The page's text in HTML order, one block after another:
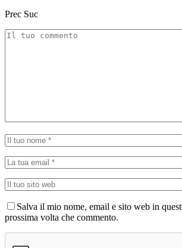
Prec Suc
Salva il mio nome, email e sito web in
prossima volta che commento.